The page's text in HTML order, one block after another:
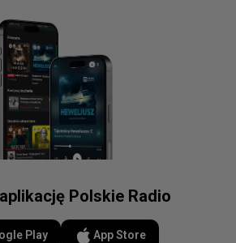
Polskie Radio
Play App Store